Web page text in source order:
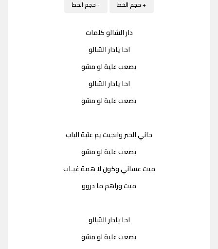
+ حجم الخط - حجم الخط
دار الشالو كلمات
احا يادار الشالو
يصعب علية لو مشو
احا يادار الشالو
يصعب علية لو مشو
جاني الخبر وابجيت يم عتبة الباب
يصعب علية لو مشو
ميت عساني وكون لا همة غيـاب
ميت وراهم ما دروو
احا يادار الشالو
يصعب علية لو مشو